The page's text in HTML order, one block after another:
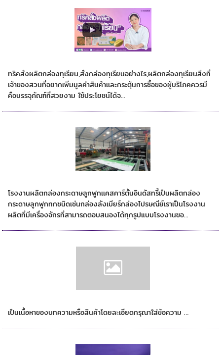
ทริคสั่งผลิตกล่องทุเรียน,สั่งกล่องทุเรียนอย่างไร,ผลิตกล่องทุเรียนสิ่งที่
เจ้าของสวนที่อยากเพิ่มมูลค่าสินค้าเเละกระตุ้นการซื้อของผู้บริโภคควรมี
คือบรรจุภัณฑ์ที่สวยงาม ใช้ประโยชน์ได้จ...
โรงงานผลิตกล่องกระดาษลูกฟูกเเคสคาร์ตั้นอินดัสทรี้เป็นผลิตกล่อง
กระดาษลูกฟูกทกชนิดเช่นกล่องลังเบียร์กล่องไปรษณีย์เราเป็นโรงงาน
ผลิตที่มีเครื่องจักรที่สามารถตอบสนองได้ทุกรูปแบบโรงงานขอ...
เป็นเนื้อหาของบทความหรือสินค้าโดยละเอียดกรุณาใส่ข้อความ …